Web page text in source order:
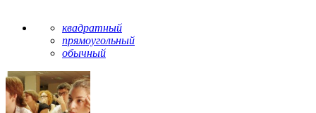
квадратный
прямоугольный
обычный